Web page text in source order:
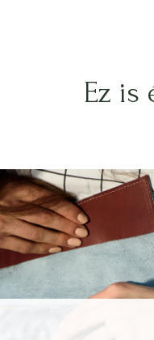
Ez is